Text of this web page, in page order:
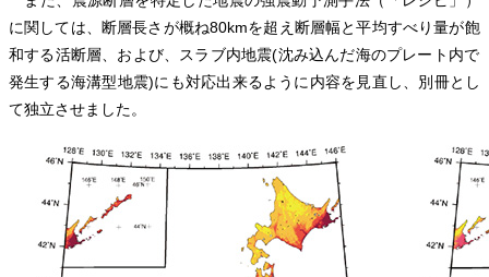
に関しては、断層長さが概ね80kmを超え断層幅と平均すべり量が飽
和する活断層、および、スラブ内地震(沈み込んだ海のプレート内で
発生する海溝型地震)にも対応出来るように内容を見直し、別冊とし
て独立させました。